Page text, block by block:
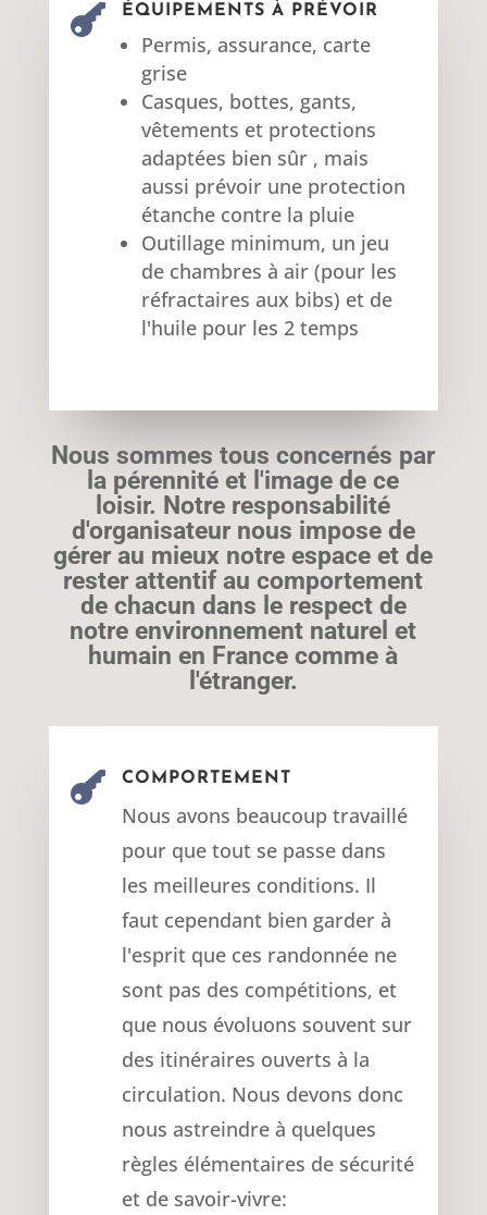
 ÉQUIPEMENTS À PRÉVOIR
Permis, assurance, carte
grise
Casques, bottes, gants,
vêtements et protections
adaptées bien sûr , mais
aussi prévoir une protection
étanche contre la pluie
Outillage minimum, un jeu
de chambres à air (pour les
réfractaires aux bibs) et de
l'huile pour les 2 temps
Nous sommes tous concernés par
la pérennité et l'image de ce
loisir. Notre responsabilité
d'organisateur nous impose de
gérer au mieux notre espace et de
rester attentif au comportement
de chacun dans le respect de
notre environnement naturel et
humain en Francecomme à
l'étranger.
 COMPORTEMENT
Nous avons beaucoup travaillé
pour que tout se passe dans
les meilleures conditions. Il
faut cependant bien garder à
l'esprit que ces randonnée ne
sont pas des compétitions, et
que nous évoluons souvent sur
des itinéraires ouverts à la
circulation. Nous devons donc
nous astreindre à quelques
règles élémentaires de sécurité
et de savoir-vivre: